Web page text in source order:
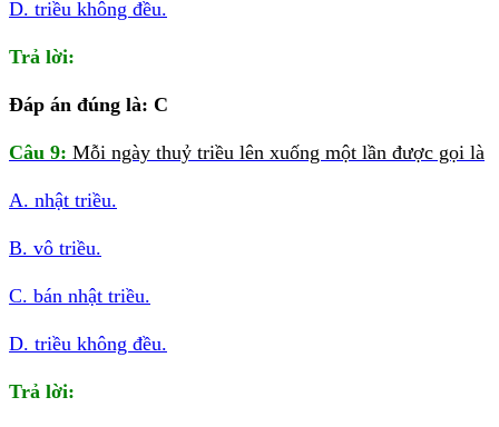
D. triều không đều.
Trả lời:
Đáp án đúng là: C
Câu 9: Mỗi ngày thuỷ triều lên xuống một lần được gọi là
A. nhật triều.
B. vô triều.
C. bán nhật triều.
D. triều không đều.
Trả lời: